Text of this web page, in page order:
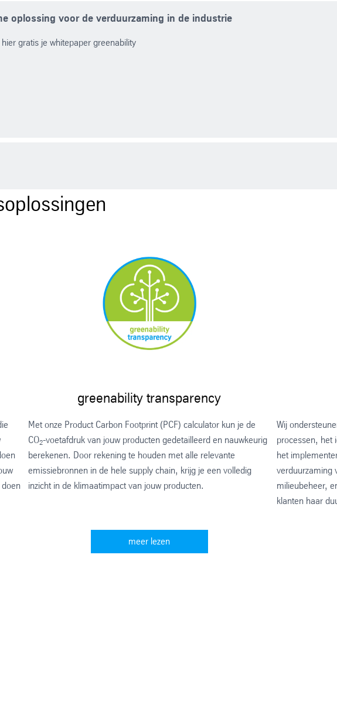
oplossing voor de verduurzaming in de industrie
gratis je whitepaper greenability
greenability transparency
Met onze Product Carbon Footprint (PCF) calculator kun je de
CO2-voetafdruk van jouw producten gedetailleerd en nauwkeurig
berekenen. Door rekening te houden met alle relevante
emissiebronnen in de hele supply chain, krijg je een volledig
inzicht in de klimaatimpact van jouw producten.
meer lezen
Wij
processen, het
het
verduurzaming
milieubeheer,
klanten haar